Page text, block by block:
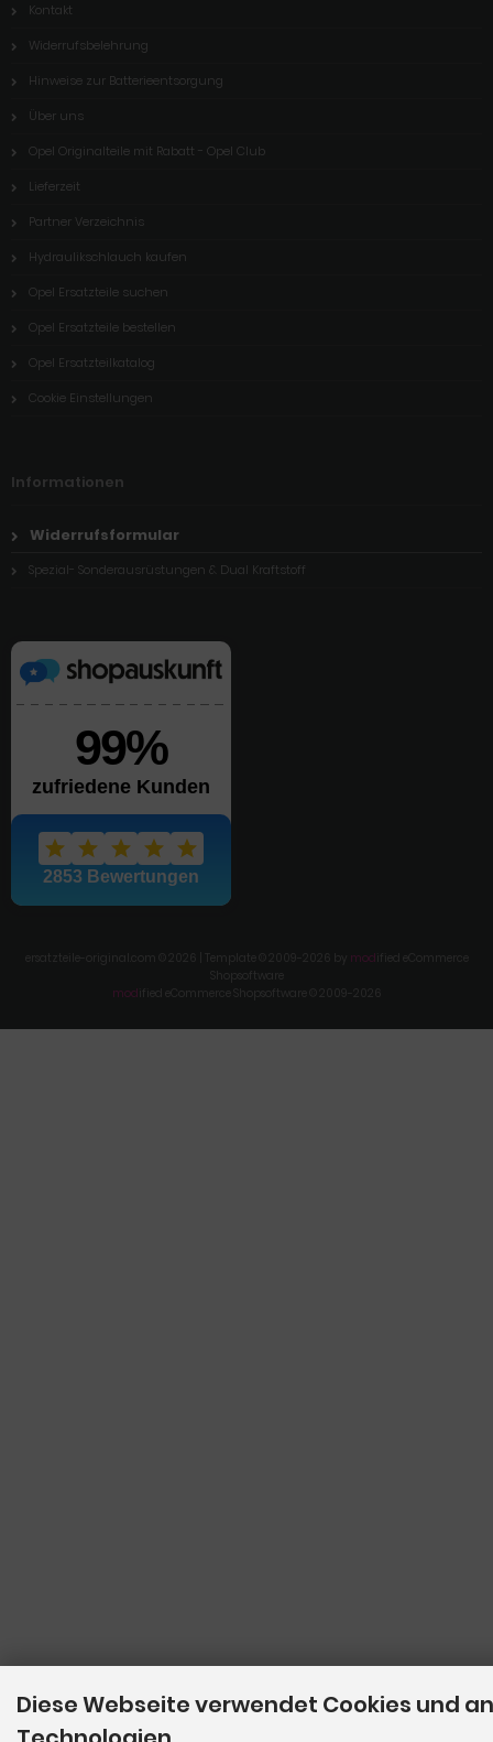
Kontakt
Widerrufsbelehrung
Hinweise zur Batterieentsorgung
Über uns
Opel Originalteile mit Rabatt - Opel Club
Lieferzeit
Partner Verzeichnis
Hydraulikschlauch kaufen
Opel Ersatzteile suchen
Opel Ersatzteile bestellen
Opel Ersatzteilkatalog
Cookie Einstellungen
Informationen
Widerrufsformular
Spezial- Sonderausrüstungen & Dual Kraftstoff
ersatzteile-original.com © 2026 | Template © 2009-2026 by mod ified eCommerce
Shopsoftware
mod ified eCommerce Shopsoftware © 2009-2026
Diese Webseite verwendet Cookies und